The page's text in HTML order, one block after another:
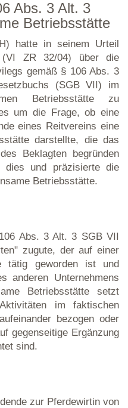
Abs. 3 Alt. 3
Betriebsstätte
hatte in seinem Urteil
ZR 32/04) über die
gemäß § 106 Abs. 3
(SGB VII) im
Betriebsstätte zu
um die Frage, ob eine
eines Reitvereins eine
darstellte, die das
Beklagten begründen
dies und präzisierte die
Betriebsstätte.
Abs. 3 Alt. 3 SGB VII
zugute, der auf einer
tätig geworden ist und
anderen Unternehmens
Betriebsstätte setzt
im faktischen
bezogen oder
gegenseitige Ergänzung
sind.
zur Pferdewirtin von